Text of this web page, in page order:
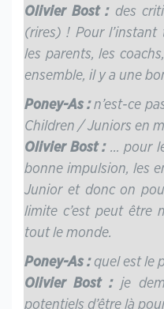
Olivier Bost :des
(rires) ! Pour
les parents, les
ensemble, il y a une
Poney-As :n’est-ce
Children / Juniors en
Olivier Bost :… pour
bonne impulsion, les
Junior et donc on
limite c’est peut être
tout le monde.
Poney-As :quel est le
Olivier Bost :je
potentiels d’être là